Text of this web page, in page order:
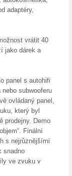
lze bez
nás
na